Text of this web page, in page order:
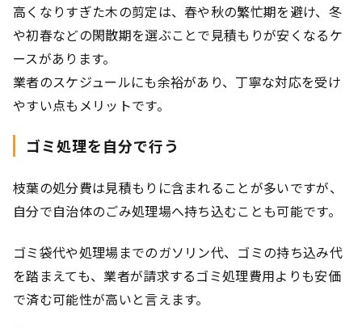
高くなりすぎた木の剪定は、春や秋の繁忙期を避け、冬
や初春などの閑散期を選ぶことで見積もりが安くなるケ
ースがあります。
業者のスケジュールにも余裕があり、丁寧な対応を受け
やすい点もメリットです。
ゴミ処理を自分で行う
枝葉の処分費は見積もりに含まれることが多いですが、
自分で自治体のごみ処理場へ持ち込むことも可能です。
ゴミ袋代や処理場までのガソリン代、ゴミの持ち込み代
を踏まえても、業者が請求するゴミ処理費用よりも安価
で済む可能性が高いと言えます。